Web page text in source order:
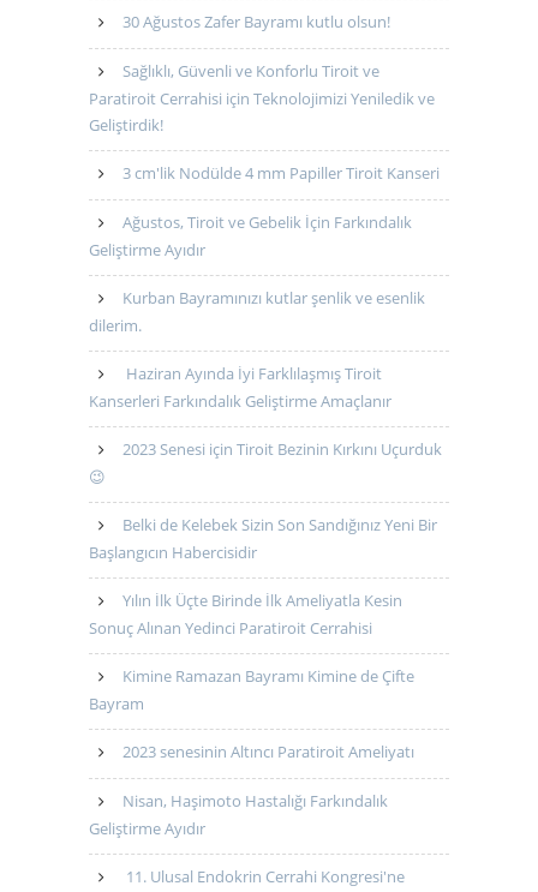
30 Ağustos Zafer Bayramı kutlu olsun!
Sağlıklı, Güvenli ve Konforlu Tiroit ve
Paratiroit Cerrahisi için Teknolojimizi Yeniledik ve
Geliştirdik!
3 cm'lik Nodülde 4 mm Papiller Tiroit Kanseri
Ağustos, Tiroit ve Gebelik İçin Farkındalık
Geliştirme Ayıdır
Kurban Bayramınızı kutlar şenlik ve esenlik
dilerim.
Haziran Ayında İyi Farklılaşmış Tiroit
Kanserleri Farkındalık Geliştirme Amaçlanır
2023 Senesi için Tiroit Bezinin Kırkını Uçurduk
😉
Belki de Kelebek Sizin Son Sandığınız Yeni Bir
Başlangıcın Habercisidir
Yılın İlk Üçte Birinde İlk Ameliyatla Kesin
Sonuç Alınan Yedinci Paratiroit Cerrahisi
Kimine Ramazan Bayramı Kimine de Çifte
Bayram
2023 senesinin Altıncı Paratiroit Ameliyatı
Nisan, Haşimoto Hastalığı Farkındalık
Geliştirme Ayıdır
11. Ulusal Endokrin Cerrahi Kongresi'ne